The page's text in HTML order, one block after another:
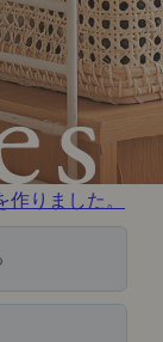
りました。